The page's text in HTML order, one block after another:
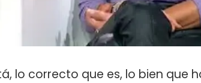
lo correcto que es, lo bien que